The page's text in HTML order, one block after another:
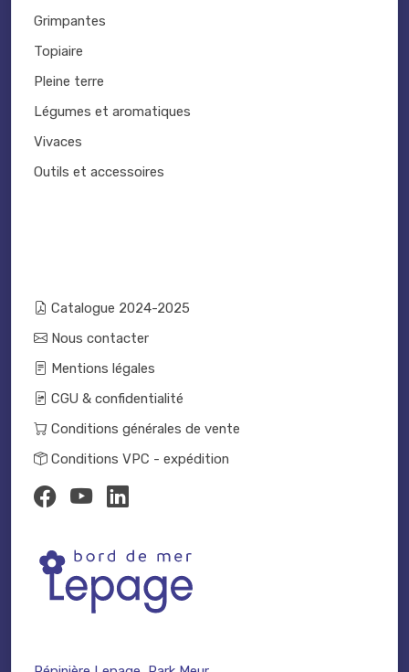
Grimpantes
Topiaire
Pleine terre
Légumes et aromatiques
Vivaces
Outils et accessoires
Catalogue 2024-2025
Nous contacter
Mentions légales
CGU & confidentialité
Conditions générales de vente
Conditions VPC - expédition